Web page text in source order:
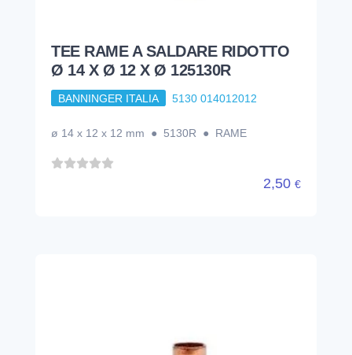
TEE RAME A SALDARE RIDOTTO
Ø 14 X Ø 12 X Ø 125130R
BANNINGER ITALIA 5130 014012012
ø 14 x 12 x 12 mm ● 5130R ● RAME
2,50 €